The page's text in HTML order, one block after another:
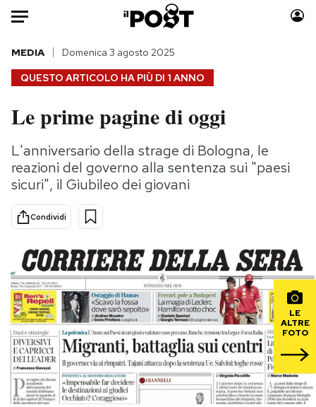
Auto
HOME
Italia
Politica
Tecnologia
Scienza
Economia
Sport
Moda
Consumismi
Storie/Idee
Altrecose
Mondiali calcio 2026
PODCAST
NEWSLETTER
QUESTO ARTICOLO HA PIÙ DI 1 ANNO
MEDIA Domenica 3 agosto 2025
Le prime pagine di oggi
L'anniversario della strage di Bologna, le
reazioni del governo alla sentenza sui "paesi
sicuri", il Giubileo dei giovani
Condividi
LE
ALTRE
FOTO